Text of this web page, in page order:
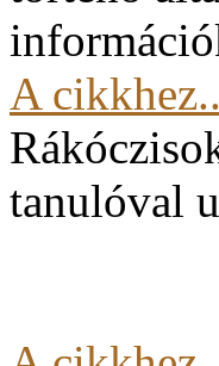
A
tanulóval